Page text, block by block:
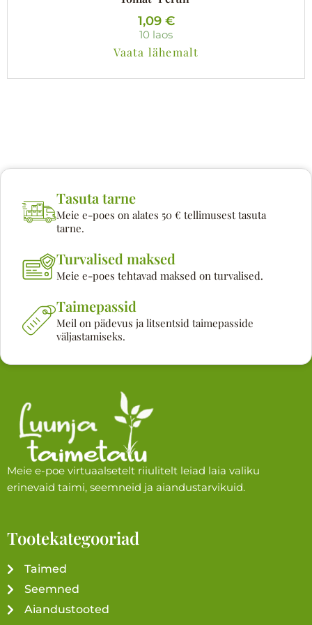
1,09 €
10 laos
Vaata lähemalt
Tasuta tarne
Meie e-poes on alates 50 € tellimusest tasuta
tarne.
Turvalised maksed
Meie e-poes tehtavad maksed on turvalised.
Taimepassid
Meil on pädevus ja litsentsid taimepasside
väljastamiseks.
Meie e-poe virtuaalsetelt riiulitelt leiad laia valiku
erinevaid taimi, seemneid ja aiandustarvikuid.
Tootekategooriad
Taimed
Seemned
Aiandustooted